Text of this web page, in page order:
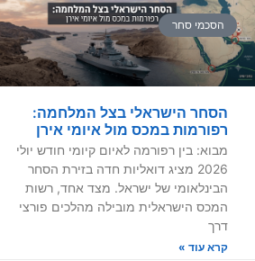
הסכמי סחר
הסחר הישראלי בצל המלחמה:
רפורמות במכס מול איומי אירן
מבוא: בין רפורמה לאיום קיומי חודש יולי
2026 מציג דואליות חדה בזירת הסחר
הבינלאומי של ישראל. מצד אחד, רשות
המכס הישראלית מובילה מהלכים פורצי
דרך
קרא עוד »